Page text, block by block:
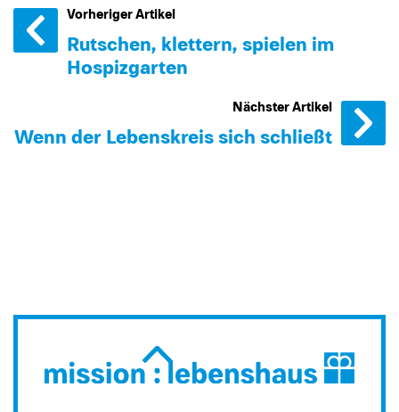
Vorheriger Artikel
Rutschen, klettern, spielen im
Hospizgarten
Nächster Artikel
Wenn der Lebenskreis sich schließt